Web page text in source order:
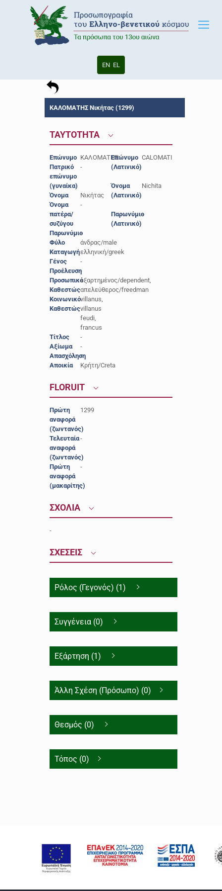
EN EL
ΚΑΛΟΜΑΤΗΣ Νικήτας (1299)
ΤΑΥΤΟΤΗΤΑ
Επώνυμο ΚΑΛΟΜΑΤΗΣ
Πατρικό
επώνυμο
(γυναίκα)
-
Όνομα
Νικήτας
Όνομα
πατέρα/
συζύγου
-
Παρωνύμιο
-
Φύλο
άνδρας/male
Καταγωγήελληνική/greek
Γένος
-
Προέλευση-
Προσωπικό
Καθεστώς
εξαρτημένος/dependent,
απελεύθερος/freedman
Κοινωνικό
Καθεστώς
villanus,
villanus
feudi,
francus
Τίτλος
-
Αξίωμα
-
Απασχόληση
-
Αποικία
Κρήτη/Creta
Επώνυμο
(Λατινικό)
CALOMATI
Όνομα
(Λατινικό)
Nichita
Παρωνύμιο
(Λατινικό)
-
FLORUIT
Πρώτη
αναφορά
(ζωντανός)
1299
Τελευταία
αναφορά
(ζωντανός)
-
Πρώτη
αναφορά
(μακαρίτης)
-
ΣΧΟΛΙΑ
-
ΣΧΕΣΕΙΣ
Ρόλος (Γεγονός) (1)
Συγγένεια (0)
Εξάρτηση (1)
Άλλη Σχέση (Πρόσωπο) (0)
Θεσμός (0)
Τόπος (0)